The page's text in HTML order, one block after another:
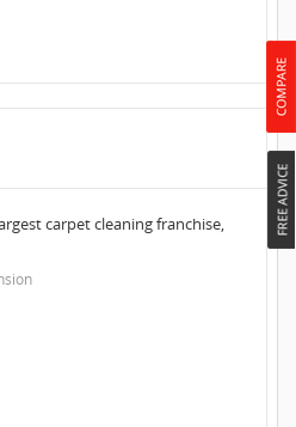
carpet cleaning franchise,